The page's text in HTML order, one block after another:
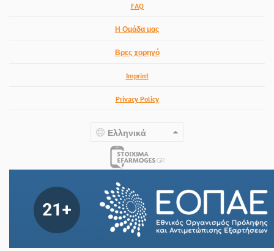
FAQ
Η Ομάδα μας
Βρες χορηγό
Imprint
Privacy Policy
Ελληνικά